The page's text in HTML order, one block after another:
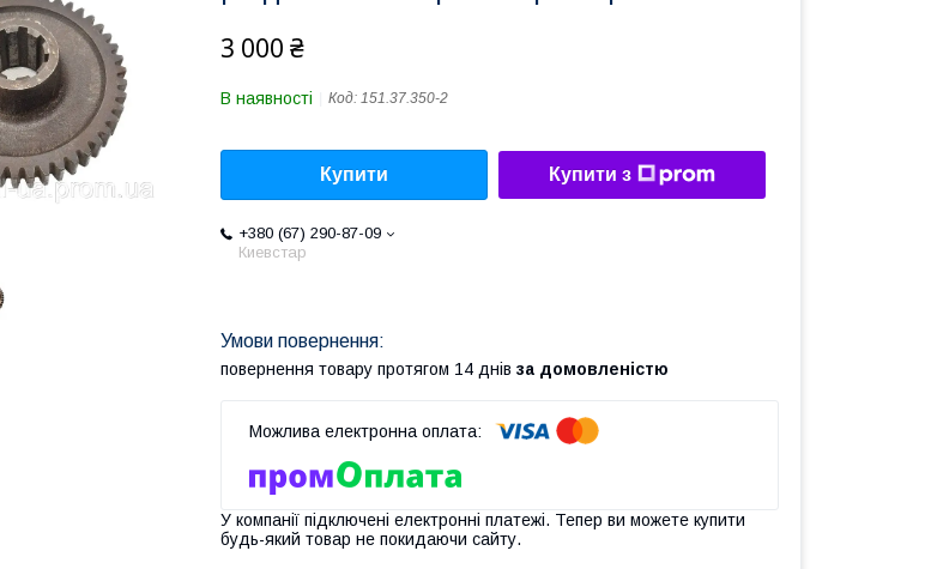
3 000 ₴
В наявності Код: 151.37.350-2
Купити Купити з
+380 (67) 290-87-09
Киевстар
повернення товару протягом 14 днів за домовленістю
У компанії підключені електронні платежі. Тепер ви можете купити
будь-який товар не покидаючи сайту.